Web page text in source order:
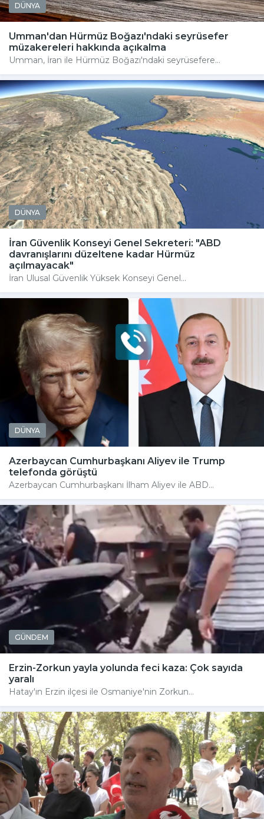
DÜNYA
Umman'dan Hürmüz Boğazı'ndaki seyrüsefer
müzakereleri hakkında açıkalma
Umman, İran ile Hürmüz Boğazı'ndaki seyrüsefere...
DÜNYA
İran Güvenlik Konseyi Genel Sekreteri: "ABD
davranışlarını düzeltene kadar Hürmüz
açılmayacak"
İran Ulusal Güvenlik Yüksek Konseyi Genel...
DÜNYA
Azerbaycan Cumhurbaşkanı Aliyev ile Trump
telefonda görüştü
Azerbaycan Cumhurbaşkanı İlham Aliyev ile ABD...
GÜNDEM
Erzin-Zorkun yayla yolunda feci kaza: Çok sayıda
yaralı
Hatay'ın Erzin ilçesi ile Osmaniye'nin Zorkun...